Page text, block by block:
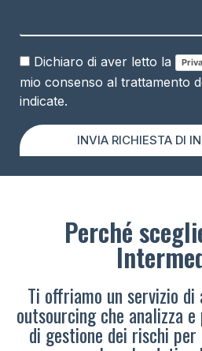
Dichiaro di aver letto la
mio consenso al trattamento
indicate.
INVIA RICHIESTA DI
Perché
Ti offriamo un servizio
outsourcing che analizza
di gestione dei rischi